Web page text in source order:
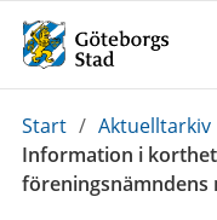
Du
är
här:
Start / Aktuelltarkiv
Information i
föreningsnämndens